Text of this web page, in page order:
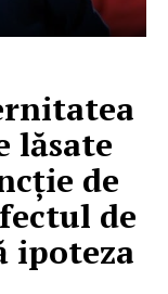
lăsate
de
de
ipoteza